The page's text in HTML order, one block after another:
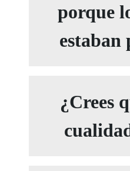
porque
estaban
¿Crees